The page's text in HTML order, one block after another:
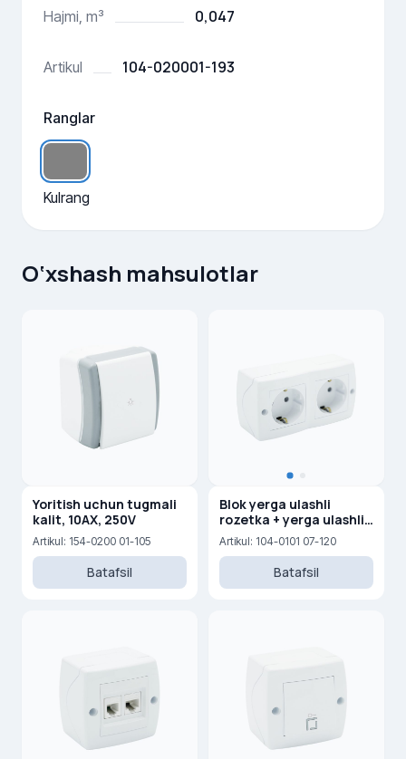
Hajmi, m³ 0,047
Artikul 104-020001-193
Ranglar
Kulrang
O‘xshash mahsulotlar
Yoritish uchun tugmali
kalit, 10AX, 250V
Artikul: 154-0200 01-105
Batafsil
Blok yerga ulashli
rozetka + yerga ulashli
rozetka, 16A, 250V
Artikul: 104-0101 07-120
Batafsil